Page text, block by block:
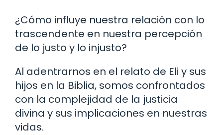
¿Cómo influye nuestra relación con lo
trascendente en nuestra percepción
de lo justo y lo injusto?
Al adentrarnos en el relato de Eli y sus
hijos en la Biblia, somos confrontados
con la complejidad de la justicia
divina y sus implicaciones en nuestras
vidas.